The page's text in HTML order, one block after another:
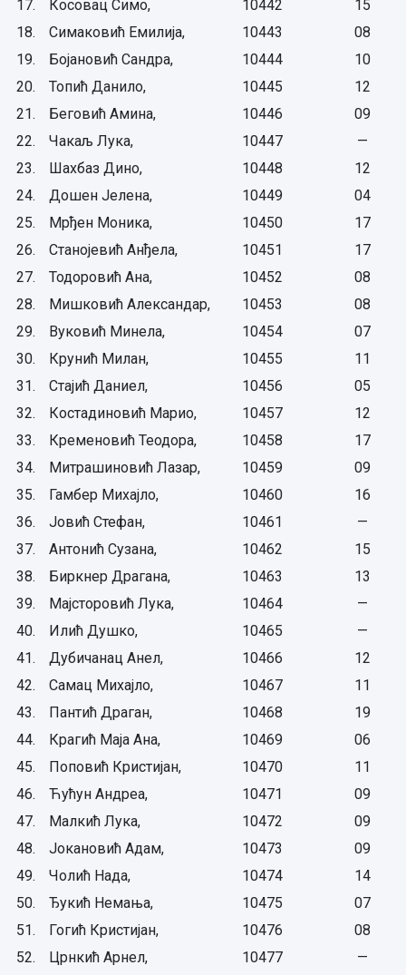
17.
Косовац Симо, 10442
15
18.
Симаковић Емилија, 10443
08
19.
Бојановић Сандра, 10444
10
20.
Топић Данило, 10445
12
21.
Беговић Амина, 10446
09
22.
Чакаљ Лука, 10447
—
23.
Шахбаз Дино, 10448
12
24.
Дошен Јелена, 10449
04
25.
Мрђен Моника, 10450
17
26.
Станојевић Анђела, 10451
17
27.
Тодоровић Ана, 10452
08
28.
Мишковић Александар, 10453
08
29.
Вуковић Минела, 10454
07
30.
Крунић Милан, 10455
11
31.
Стајић Даниел, 10456
05
32.
Костадиновић Марио, 10457
12
33.
Кременовић Теодора, 10458
17
34.
Митрашиновић Лазар, 10459
09
35.
Гамбер Михајло, 10460
16
36.
Јовић Стефан, 10461
—
37.
Антонић Сузана, 10462
15
38.
Биркнер Драгана, 10463
13
39.
Мајсторовић Лука, 10464
—
40.
Илић Душко, 10465
—
41.
Дубичанац Анел, 10466
12
42.
Самац Михајло, 10467
11
43.
Пантић Драган, 10468
19
44.
Крагић Маја Ана, 10469
06
45.
Поповић Кристијан, 10470
11
46.
Ћућун Андреа, 10471
09
47.
Малкић Лука, 10472
09
48.
Јокановић Адам, 10473
09
49.
Чолић Нада, 10474
14
50.
Ђукић Немања, 10475
07
51.
Гогић Кристијан, 10476
08
52.
Црнкић Арнел, 10477
—